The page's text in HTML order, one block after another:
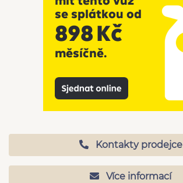
Kontakty prodejce
Více informací